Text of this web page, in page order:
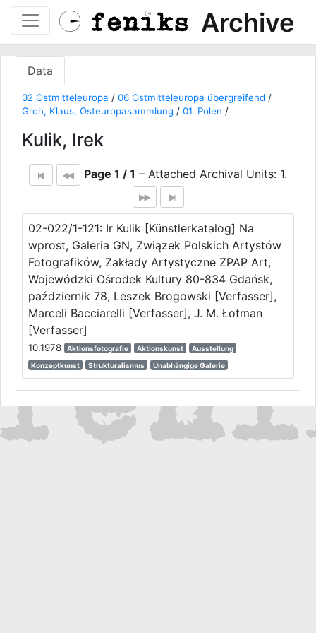
Archive
Data
02 Ostmitteleuropa / 06 Ostmitteleuropa übergreifend /
Groh, Klaus, Osteuropasammlung / 01. Polen /
Kulik, Irek
Page 1 / 1 – Attached Archival Units: 1.
02-022/1-121: Ir Kulik [Künstlerkatalog] Na
wprost, Galeria GN, Związek Polskich Artystów
Fotografików, Zakłady Artystyczne ZPAP Art,
Wojewódzki Ośrodek Kultury 80-834 Gdańsk,
październik 78, Leszek Brogowski [Verfasser],
Marceli Bacciarelli [Verfasser], J. M. Łotman
[Verfasser]
10.1978 Aktionsfotografie Aktionskunst
Ausstellung
Konzeptkunst
Strukturalismus Unabhängige Galerie